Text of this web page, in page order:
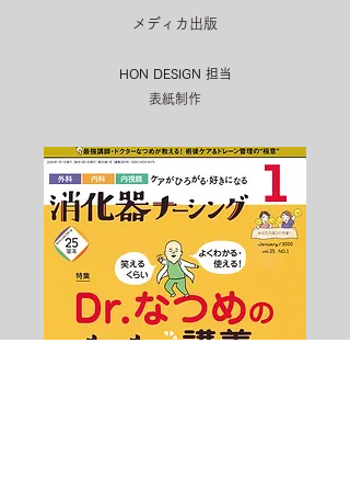
メディカ出版
HON DESIGN​ 担当
表紙制作